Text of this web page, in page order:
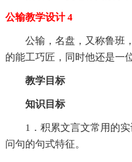
公输教学设计 4
公输，名盘，又称鲁班
的能工巧匠，同时他还是一
教学目标
知识目标
1．积累文言文常用的
问句的句式特征。